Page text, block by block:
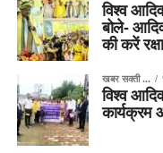
विश्व
बोले-
की करें
खबर सक्ती ...
विश्व
कार्यक्रम